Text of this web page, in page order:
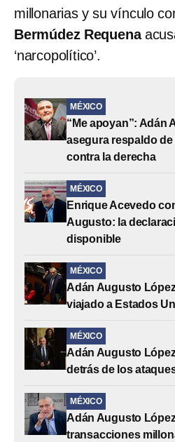
millonarias y su vínculo
Bermúdez Requena
‘narcopolítico’.
MÉXICO
“Me apoyan”: Adán
asegura respaldo de
contra la derecha
MÉXICO
Enrique Acevedo
Augusto: la
disponible
MÉXICO
Adán Augusto
viajado a Estados
MÉXICO
Adán Augusto
detrás de los
MÉXICO
Adán Augusto
transacciones